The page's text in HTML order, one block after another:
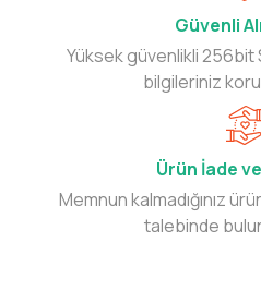
Güvenli
Yüksek güvenlikli 256bit
bilgileriniz
Ürün İade
Memnun kalmadığınız
talebinde